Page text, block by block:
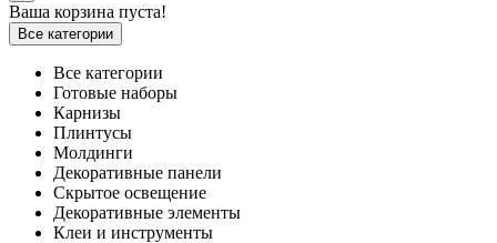
Ваша корзина пуста!
Все категории
Все категории
Готовые наборы
Карнизы
Плинтусы
Молдинги
Декоративные панели
Скрытое освещение
Декоративные элементы
Клеи и инструменты